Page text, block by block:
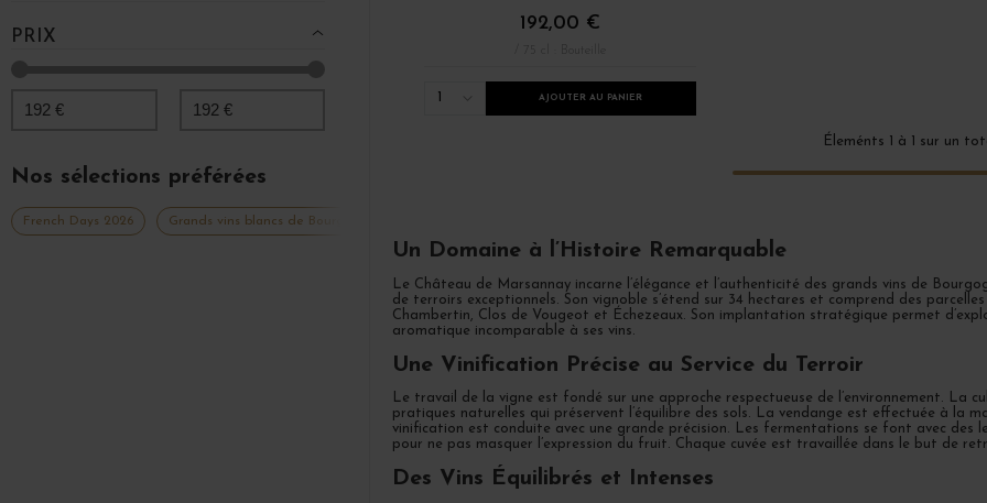
PRIX
192 € 192 €
Nos sélections préférées
French Days 2026 Grands vins blancs de Bourgogne
192,00 €
AJOUTER AU PANIER
Éleménts 1 à 1 sur un
Un Domaine à l’Histoire Remarquable
Le Château de Marsannay incarne l’élégance et l’authenticité des grands vins de
de terroirs exceptionnels. Son vignoble s’étend sur 34 hectares et comprend des
Chambertin, Clos de Vougeot et Échezeaux. Son implantation stratégique permet
aromatique incomparable à ses vins.
Une Vinification Précise au Service du Terroir
Le travail de la vigne est fondé sur une approche respectueuse de l’environnement. La
pratiques naturelles qui préservent l’équilibre des sols. La vendange est effectuée à la
vinification est conduite avec une grande précision. Les fermentations se font avec des
pour ne pas masquer l’expression du fruit. Chaque cuvée est travaillée dans le but de
Des Vins Équilibrés et Intenses